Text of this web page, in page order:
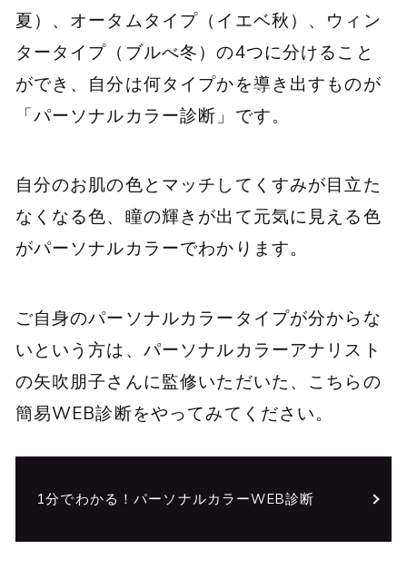
夏）、オータムタイプ（イエベ秋）、ウィン
タータイプ（ブルべ冬）の4つに分けること
ができ、自分は何タイプかを導き出すものが
「パーソナルカラー診断」です。
自分のお肌の色とマッチしてくすみが目立た
なくなる色、瞳の輝きが出て元気に見える色
がパーソナルカラーでわかります。
ご自身のパーソナルカラータイプが分からな
いという方は、パーソナルカラーアナリスト
の矢吹朋子さんに監修いただいた、こちらの
簡易WEB診断をやってみてください。
1分でわかる！パーソナルカラーWEB診断